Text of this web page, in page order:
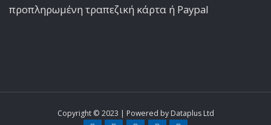
προπληρωμένη τραπεζική κάρτα ή Paypal
Copyright © 2023 | Powered by Dataplus Ltd